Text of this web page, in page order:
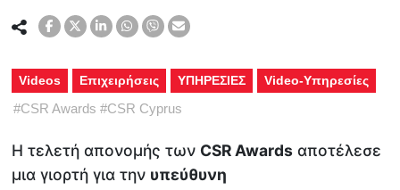
Videos Επιχειρήσεις ΥΠΗΡΕΣΙΕΣ Video-Υπηρεσίες
#CSR Awards #CSR Cyprus
Η τελετή απονομής των CSR Awards αποτέλεσε
μια γιορτή για την υπεύθυνη